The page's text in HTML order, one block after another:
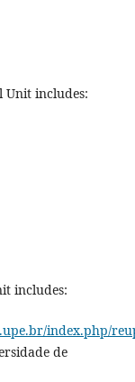
Unit includes:
includes:
index.php/
de